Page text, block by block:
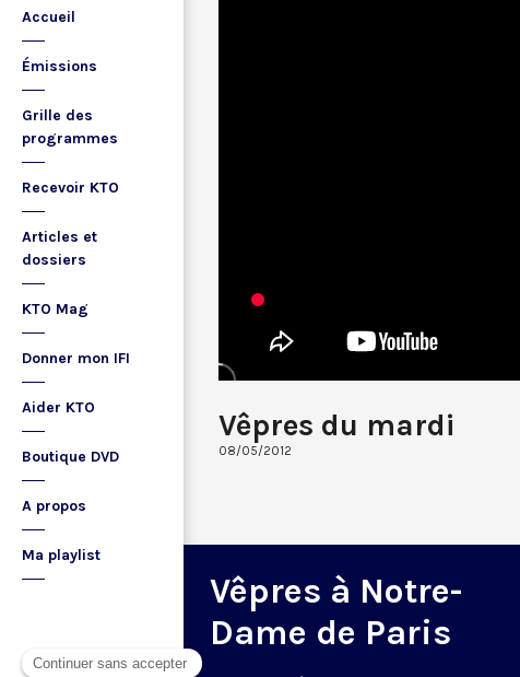
Accueil
Émissions
Grille des
programmes
Recevoir KTO
Articles et
dossiers
KTO Mag
Donner mon IFI
Aider KTO
Boutique DVD
A propos
Ma playlist
Vêpres du mardi
08/05/2012
Vêpres à Notre-
Dame de Paris